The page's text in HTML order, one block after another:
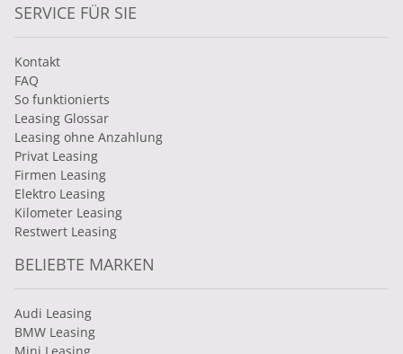
SERVICE FÜR SIE
Kontakt
FAQ
So funktionierts
Leasing Glossar
Leasing ohne Anzahlung
Privat Leasing
Firmen Leasing
Elektro Leasing
Kilometer Leasing
Restwert Leasing
BELIEBTE MARKEN
Audi Leasing
BMW Leasing